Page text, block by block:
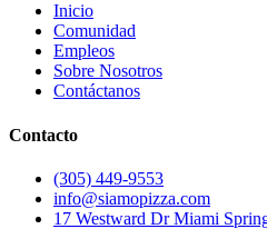
Inicio
Comunidad
Empleos
Sobre Nosotros
Contáctanos
Contacto
(305) 449-9553
info@siamopizza.com
17 Westward Dr Miami